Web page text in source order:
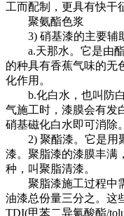
工而配制，更具有快干
聚氨酯色浆
3) 硝基漆的主要辅
a.天那水。它是由酯
的种具有香蕉气味的无
化作用。
b.化白水，也叫防白
气施工时，漆膜会有发
硝基磁化白水即可消除。
2) 聚酯漆。它是用
漆。聚脂漆的漆膜丰满
种，叫聚脂清漆。
聚脂漆施工过程中需
油漆总份量三分之。这
TDI(甲苯二异氰酸酯/